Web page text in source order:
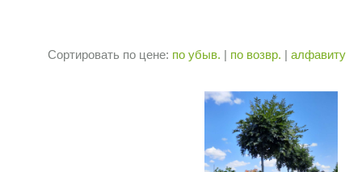
Сортировать по цене: по убыв. | по возвр. | алфавиту